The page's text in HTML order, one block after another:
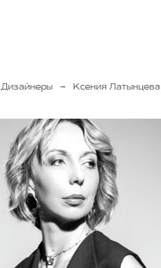
Дизайнеры → Ксения Латынцева